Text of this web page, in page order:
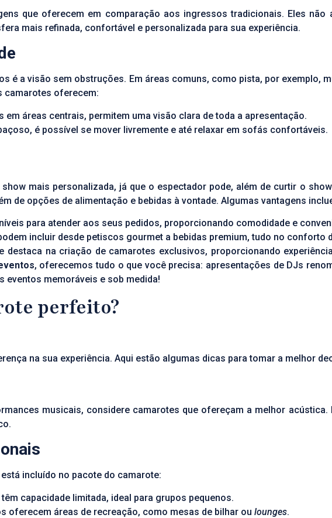
que oferecem em comparação aos ingressos tradicionais. Eles não
mais refinada, confortável e personalizada para sua experiência.
é a visão sem obstruções. Em áreas comuns, como pista, por exemplo,
camarotes oferecem:
em áreas centrais, permitem uma visão clara de toda a apresentação.
é possível se mover livremente e até relaxar em sofás confortáveis.
mais personalizada, já que o espectador pode, além de curtir o
de opções de alimentação e bebidas à vontade. Algumas vantagens
para atender aos seus pedidos, proporcionando comodidade e
incluir desde petiscos gourmet a bebidas premium, tudo no conforto
destaca na criação de camarotes exclusivos, proporcionando
, oferecemos tudo o que você precisa: apresentações de DJs
memoráveis e sob medida!
perfeito?
na sua experiência. Aqui estão algumas dicas para tomar a melhor
musicais, considere camarotes que ofereçam a melhor acústica.
incluído no pacote do camarote:
capacidade limitada, ideal para grupos pequenos.
oferecem áreas de recreação, como mesas de bilhar ou lounges.